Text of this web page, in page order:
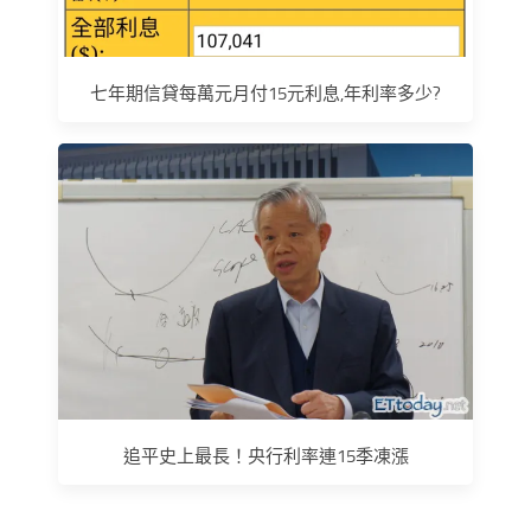
七年期信貸每萬元月付15元利息,年利率多少?
追平史上最長！央行利率連15季凍漲